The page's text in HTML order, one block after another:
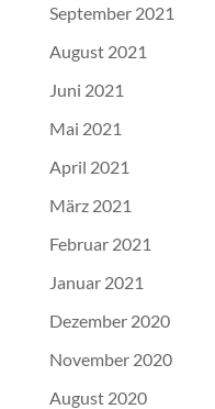
September 2021
August 2021
Juni 2021
Mai 2021
April 2021
März 2021
Februar 2021
Januar 2021
Dezember 2020
November 2020
August 2020